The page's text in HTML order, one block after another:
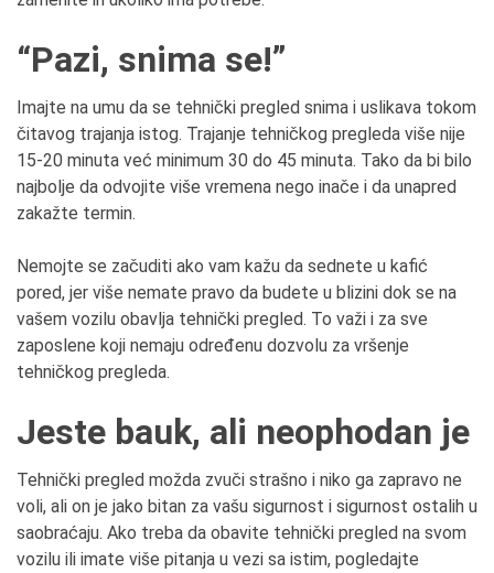
“Pazi, snima se!”
Imajte na umu da se tehnički pregled snima i uslikava tokom
čitavog trajanja istog. Trajanje tehničkog pregleda više nije
15-20 minuta već minimum 30 do 45 minuta. Tako da bi bilo
najbolje da odvojite više vremena nego inače i da unapred
zakažte termin.
Nemojte se začuditi ako vam kažu da sednete u kafić
pored, jer više nemate pravo da budete u blizini dok se na
vašem vozilu obavlja tehnički pregled. To važi i za sve
zaposlene koji nemaju određenu dozvolu za vršenje
tehničkog pregleda.
Jeste bauk, ali neophodan je
Tehnički pregled možda zvuči strašno i niko ga zapravo ne
voli, ali on je jako bitan za vašu sigurnost i sigurnost ostalih u
saobraćaju. Ako treba da obavite tehnički pregled na svom
vozilu ili imate više pitanja u vezi sa istim, pogledajte